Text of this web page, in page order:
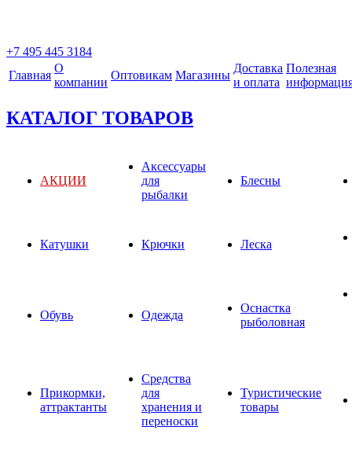
+7 495 445 3184
Главная
О
компании
Оптовикам Магазины
Доставка
и оплата
Полезная
КАТАЛОГ ТОВАРОВ
АКЦИИ
Аксессуары
для
рыбалки
Блесны
Катушки Крючки Леска
Обувь Одежда
Оснастка
рыболовная
Прикормки,
аттрактанты
Средства
для
хранения и
переноски
Туристические
товары